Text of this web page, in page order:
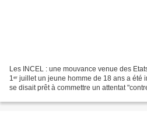
Les INCEL : une mouvance venue des
1ᵉʳ juillet un jeune homme de 18 ans a été
se disait prêt à commettre un attentat